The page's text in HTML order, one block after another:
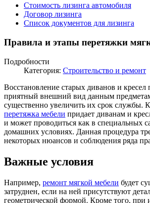
Стоимость лизинга автомобиля
Договор лизинга
Список документов для лизинга
Правила и этапы перетяжки
Подробности
Категория: Строительство и ремонт
Восстановление старых диванов и кресел
приятный внешний вид данным
существенно увеличить их срок службы.
перетяжка мебели придает диванам и
и может проводиться как в специальных
домашних условиях. Данная процедура
некоторых нюансов и соблюдения ряда
Важные условия
Например, ремонт мягкой мебели будет
затруднен, если на ней присутствуют
геометрической формой. Кроме того, при